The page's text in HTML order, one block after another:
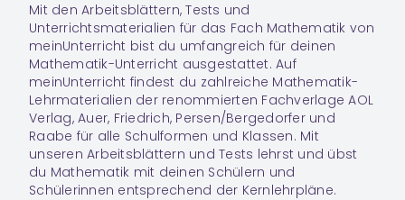
Mit den Arbeitsblättern, Tests und
Unterrichtsmaterialien für das Fach Mathematik von
meinUnterricht bist du umfangreich für deinen
Mathematik-Unterricht ausgestattet. Auf
meinUnterricht findest du zahlreiche Mathematik-
Lehrmaterialien der renommierten Fachverlage AOL
Verlag, Auer, Friedrich, Persen/Bergedorfer und
Raabe für alle Schulformen und Klassen. Mit
unseren Arbeitsblättern und Tests lehrst und übst
du Mathematik mit deinen Schülern und
Schülerinnen entsprechend der Kernlehrpläne.